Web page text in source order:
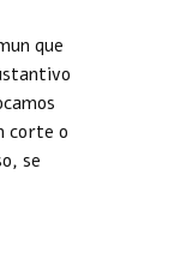
que
corte o
se